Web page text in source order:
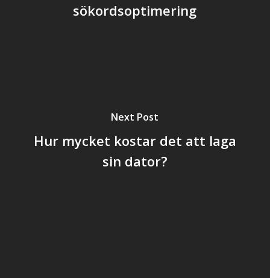
sökordsoptimering
Next Post
Hur mycket kostar det att laga
sin dator?